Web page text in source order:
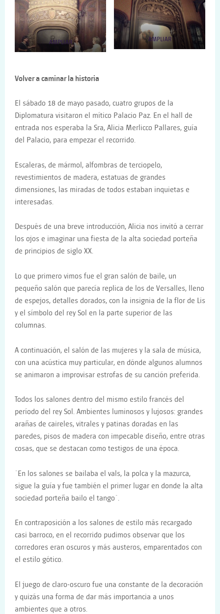
AMPLIAR AMPLIAR
Volver a caminar la historia
El sábado 18 de mayo pasado, cuatro grupos de la
Diplomatura visitaron el mítico Palacio Paz. En el hall de
entrada nos esperaba la Sra, Alicia Merlicco Pallares, guía
del Palacio, para empezar el recorrido.
Escaleras, de mármol, alfombras de terciopelo,
revestimientos de madera, estatuas de grandes
dimensiones, las miradas de todos estaban inquietas e
interesadas.
Después de una breve introducción, Alicia nos invitó a cerrar
los ojos e imaginar una fiesta de la alta sociedad porteña
de principios de siglo XX.
Lo que primero vimos fue el gran salón de baile, un
pequeño salón que parecía replica de los de Versalles, lleno
de espejos, detalles dorados, con la insignia de la flor de Lis
y el símbolo del rey Sol en la parte superior de las
columnas.
A continuación, el salón de las mujeres y la sala de música,
con una acústica muy particular, en dónde algunos alumnos
se animaron a improvisar estrofas de su canción preferida.
Todos los salones dentro del mismo estilo francés del
período del rey Sol. Ambientes luminosos y lujosos: grandes
arañas de caireles, vitrales y patinas doradas en las
paredes, pisos de madera con impecable diseño, entre otras
cosas, que se destacan como testigos de una época.
¨En los salones se bailaba el vals, la polca y la mazurca,
sigue la guía y fue también el primer lugar en donde la alta
sociedad porteña bailo el tango¨.
En contraposición a los salones de estilo más recargado
casi barroco, en el recorrido pudimos observar que los
corredores eran oscuros y más austeros, emparentados con
el estilo gótico.
El juego de claro-oscuro fue una constante de la decoración
y quizás una forma de dar más importancia a unos
ambientes que a otros.